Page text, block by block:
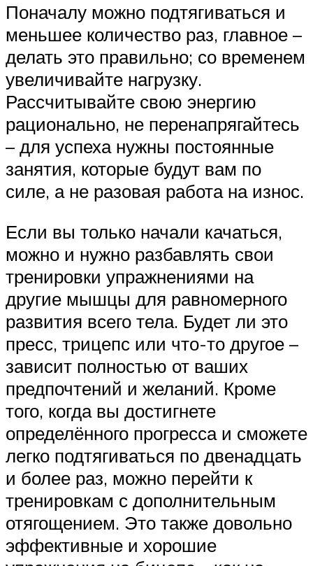
Поначалу можно подтягиваться и
меньшее количество раз, главное –
делать это правильно; со временем
увеличивайте нагрузку.
Рассчитывайте свою энергию
рационально, не перенапрягайтесь
– для успеха нужны постоянные
занятия, которые будут вам по
силе, а не разовая работа на износ.
Если вы только начали качаться,
можно и нужно разбавлять свои
тренировки упражнениями на
другие мышцы для равномерного
развития всего тела. Будет ли это
пресс, трицепс или что-то другое –
зависит полностью от ваших
предпочтений и желаний. Кроме
того, когда вы достигнете
определённого прогресса и сможете
легко подтягиваться по двенадцать
и более раз, можно перейти к
тренировкам с дополнительным
отягощением. Это также довольно
эффективные и хорошие